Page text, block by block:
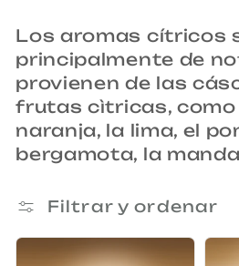
c
c
i
ó
:
Los aromas cítricos
principalmente de
provienen de las
frutas cìtricas, como
naranja, la lima, el
bergamota, la
Filtrar y ordenar